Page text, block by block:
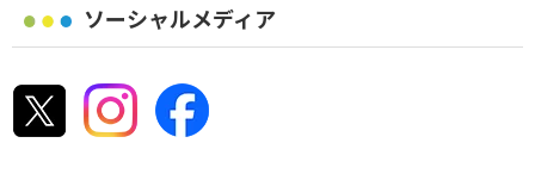
ソーシャルメディア